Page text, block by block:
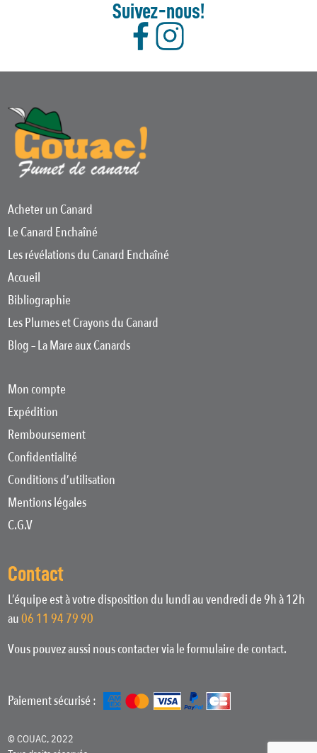
Suivez-nous!
Acheter un Canard
Le Canard Enchaîné
Les révélations du Canard Enchaîné
Accueil
Bibliographie
Les Plumes et Crayons du Canard
Blog – La Mare aux Canards
Mon compte
Expédition
Remboursement
Confidentialité
Conditions d’utilisation
Mentions légales
C.G.V
Contact
L’équipe est à votre disposition du lundi au vendredi de 9h à 12h
au06 11 94 79 90
Vous pouvez aussi nous contacter via le formulaire de contact.
Paiement sécurisé :
© COUAC, 2022